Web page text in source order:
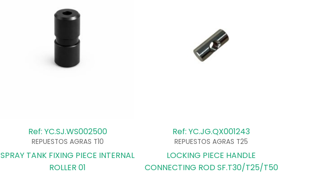
Ref: YC.SJ.WS002500
REPUESTOS AGRAS T10
SPRAY TANK FIXING PIECE INTERNAL
ROLLER 01
Ref: YC.JG.QX001243
REPUESTOS AGRAS T25
LOCKING PIECE HANDLE
CONNECTING ROD SF.T30/T25/T50